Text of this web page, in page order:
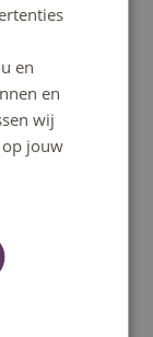
verder.
uur.
en
en
wij
op jouw